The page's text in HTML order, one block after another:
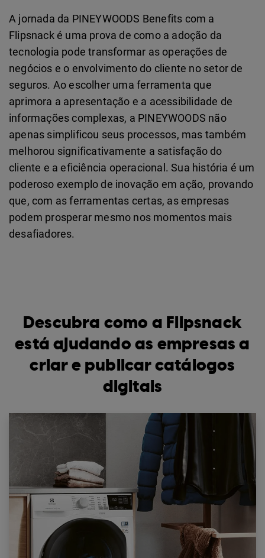
A jornada da PINEYWOODS Benefits com a
Flipsnack é uma prova de como a adoção da
tecnologia pode transformar as operações de
negócios e o envolvimento do cliente no setor de
seguros. Ao escolher uma ferramenta que
aprimora a apresentação e a acessibilidade de
informações complexas, a PINEYWOODS não
apenas simplificou seus processos, mas também
melhorou significativamente a satisfação do
cliente e a eficiência operacional. Sua história é um
poderoso exemplo de inovação em ação, provando
que, com as ferramentas certas, as empresas
podem prosperar mesmo nos momentos mais
desafiadores.
Descubra como a Flipsnack
está ajudando as empresas a
criar e publicar catálogos
digitais